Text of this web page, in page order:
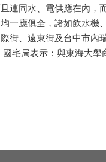
連同水、電供應在內
一應俱全，諸如飲水
街、遠東街及台中市
宅局表示：與東海大